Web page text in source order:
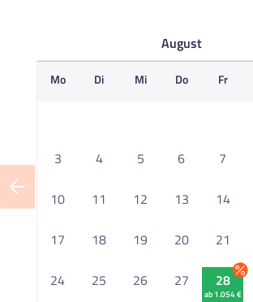
August
Mo Di Mi Do Fr
3 4 5 6 7
10 11 12 13 14
17 18 19 20 21
24 25 26 27 28
ab 1.054 €